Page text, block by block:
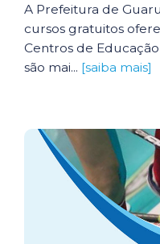
A Prefeitura de
cursos gratuitos
Centros de
são mai... [saiba mais]